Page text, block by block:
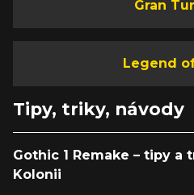
Gran
Legend
Tipy, triky, návody
Gothic 1 Remake – tipy a
Kolonii